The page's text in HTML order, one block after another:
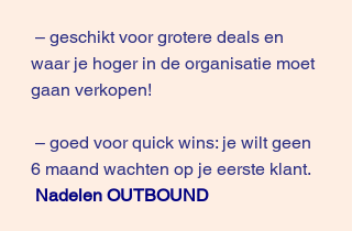
waar je hoger in de organisatie moet
gaan verkopen!
6 maand wachten op je eerste klant.
Nadelen OUTBOUND